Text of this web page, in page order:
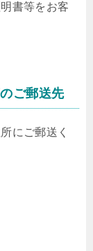
書等をお客
ご郵送先
にご郵送く